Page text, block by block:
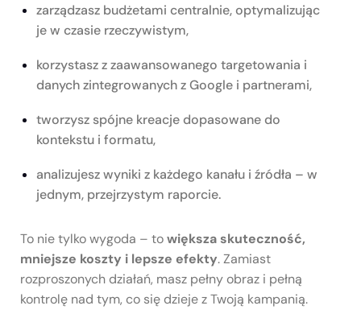
zarządzasz budżetami centralnie, optymalizując
je w czasie rzeczywistym,
korzystasz z zaawansowanego targetowania i
danych zintegrowanych z Google i partnerami,
tworzysz spójne kreacje dopasowane do
kontekstu i formatu,
analizujesz wyniki z każdego kanału i źródła – w
jednym, przejrzystym raporcie.
To nie tylko wygoda – towiększa skuteczność,
mniejsze koszty i lepsze efekty. Zamiast
rozproszonych działań, masz pełny obraz i pełną
kontrolę nad tym, co się dzieje z Twoją kampanią.